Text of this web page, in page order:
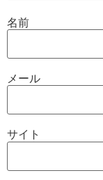
名前
メール
サイト